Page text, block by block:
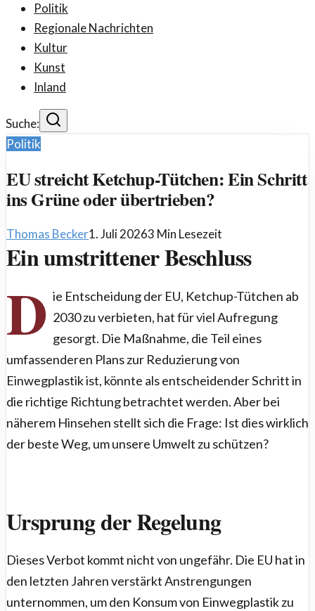
Politik
Regionale Nachrichten
Kultur
Kunst
Inland
Suche:
Politik
EU streicht Ketchup-Tütchen: Ein Schritt
ins Grüne oder übertrieben?
Thomas Becker1. Juli 20263 Min Lesezeit
Ein umstrittener Beschluss
D ie Entscheidung der EU, Ketchup-Tütchen ab
2030 zu verbieten, hat für viel Aufregung
gesorgt. Die Maßnahme, die Teil eines
umfassenderen Plans zur Reduzierung von
Einwegplastik ist, könnte als entscheidender Schritt in
die richtige Richtung betrachtet werden. Aber bei
näherem Hinsehen stellt sich die Frage: Ist dies wirklich
der beste Weg, um unsere Umwelt zu schützen?
Ursprung der Regelung
Dieses Verbot kommt nicht von ungefähr. Die EU hat in
den letzten Jahren verstärkt Anstrengungen
unternommen, um den Konsum von Einwegplastik zu